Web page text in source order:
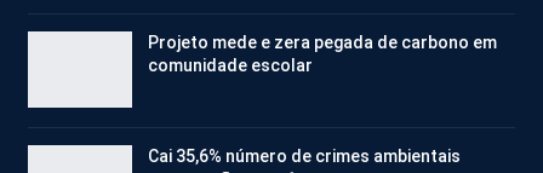
Projeto mede e zera pegada de carbono em
comunidade escolar
Cai 35,6% número de crimes ambientais